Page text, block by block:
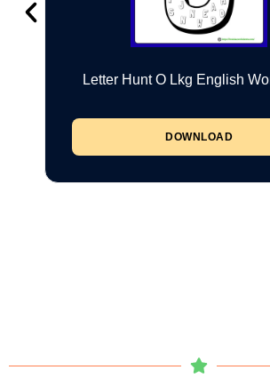
Letter Hunt O Lkg English
DOWNLOAD